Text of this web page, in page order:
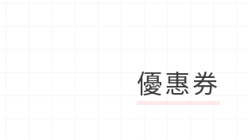
優惠券